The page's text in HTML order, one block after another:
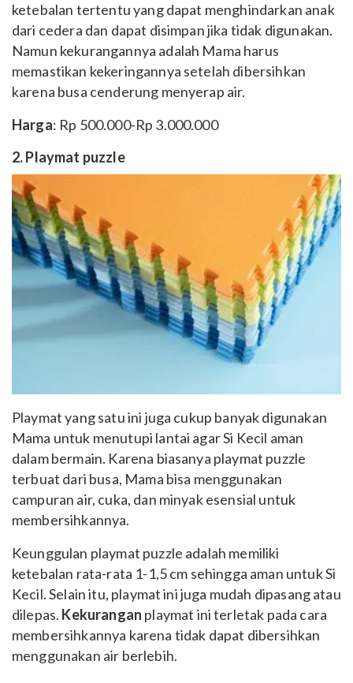
ketebalan tertentu yang dapat menghindarkan anak
dari cedera dan dapat disimpan jika tidak digunakan.
Namun kekurangannya adalah Mama harus
memastikan kekeringannya setelah dibersihkan
karena busa cenderung menyerap air.
Harga: Rp 500.000-Rp 3.000.000
2. Playmat puzzle
Playmat yang satu ini juga cukup banyak digunakan
Mama untuk menutupi lantai agar Si Kecil aman
dalam bermain. Karena biasanya playmat puzzle
terbuat dari busa, Mama bisa menggunakan
campuran air, cuka, dan minyak esensial untuk
membersihkannya.
Keunggulan playmat puzzle adalah memiliki
ketebalan rata-rata 1-1,5 cm sehingga aman untuk Si
Kecil. Selain itu, playmat ini juga mudah dipasang atau
dilepas. Kekurangan playmat ini terletak pada cara
membersihkannya karena tidak dapat dibersihkan
menggunakan air berlebih.